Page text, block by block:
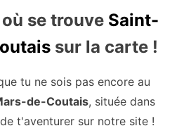
se trouve Saint-
sur la carte !
tu ne sois pas encore au
de-Coutais, située dans
t'aventurer sur notre site !